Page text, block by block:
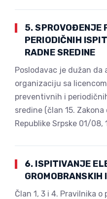
5. SPROVOĐENJE
PERIODIČNIH
RADNE SREDINE
Poslodavac je dužan da
organizaciju sa
preventivnih i
sredine (član 15.
Republike Srpske 01/08,
6. ISPITIVANJE
Član 1, 3 i 4. Pravilnika